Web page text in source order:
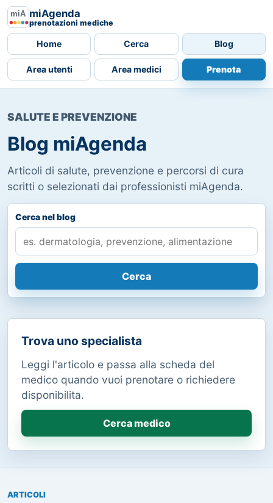
miAgenda
prenotazioni mediche
Home Cerca Blog
Area utenti Area medici Prenota
SALUTE E PREVENZIONE
Blog miAgenda
Articoli di salute, prevenzione e percorsi di cura
scritti o selezionati dai professionisti miAgenda.
Cerca nel blog
Cerca
Trova uno specialista
Leggi l'articolo e passa alla scheda del
medico quando vuoi prenotare o richiedere
disponibilita.
Cerca medico
ARTICOLI